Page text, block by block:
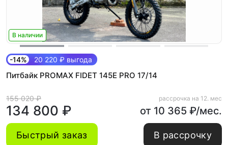
В наличии
-14% 20 220 ₽ выгода
Питбайк PROMAX FIDET 145E PRO 17/14
155 020 ₽
134 800 ₽
рассрочка на 12. мес
от 10 365 ₽/мес.
Быстрый заказ В рассрочку